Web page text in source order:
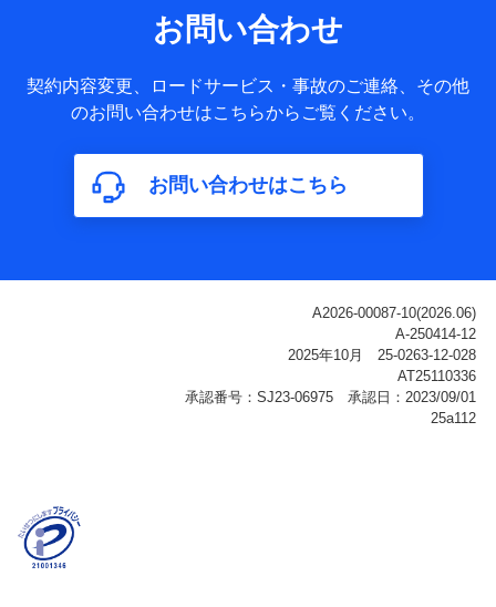
サービス提供等を通じて取得した、以下の情報などの個人デ
基本情報
氏名、電話番号、メールアドレス、お客さまの識別子、
属性、連絡先、dポイントサービスのご利用に関する情
構成、住所、dポイント残高、dポイント利用履歴などが
含まれます。
利用情報
ご契約状態・ご利用履歴インターネット利用時の行動に
関する情報、アプリケーション利用時の行動に関する情
報、購入されたサービスや商品の名称・購入場所・決済
に関する情報、アンケートの回答に関する情報などが含
名、住所、生年月日、性別、保険契約者と被保険者の関
係、保険加入の目的、保険商品の内容、保険料、保険料
のお支払方法、車のメーカーや走行距離などの情報、建
お問い合わせ
契約内容変更、ロードサービス・事故のご連絡、その他
のお問い合わせはこちらからご覧ください。
お問い合わせはこちら